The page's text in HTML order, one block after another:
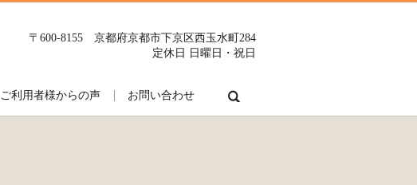
〒600-8155 京都府京都市下京区西玉水町284
定休日 日曜日・祝日
ご利用者様からの声 お問い合わせ